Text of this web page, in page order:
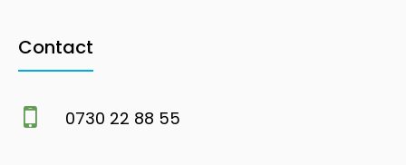
Contact
0730 22 88 55